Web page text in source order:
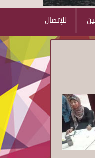
للإتصال